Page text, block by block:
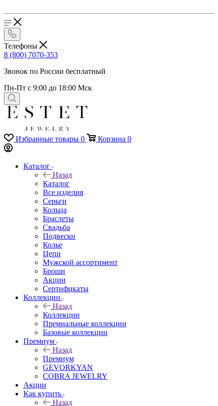
Телефоны
8 (800) 7070-353
Звонок по России бесплатный
Пн-Пт с 9:00 до 18:00 Мск
Избранные товары 0 Корзина 0
Каталог
Назад
Каталог
Все изделия
Серьги
Кольца
Браслеты
Свадьба
Подвески
Колье
Цепи
Мужской ассортимент
Броши
Акции
Сертификаты
Коллекции
Назад
Коллекции
Премиальные коллекции
Базовые коллекции
Премиум
Назад
Премиум
GEVORKYAN
COBRA JEWELRY
Акции
Как купить
Назад